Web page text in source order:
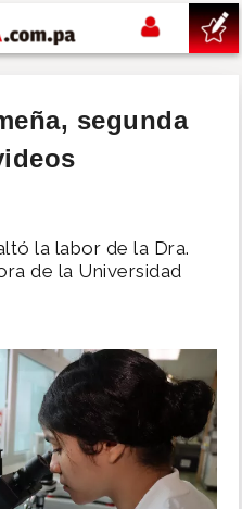
segunda
la labor de la Dra.
de la Universidad